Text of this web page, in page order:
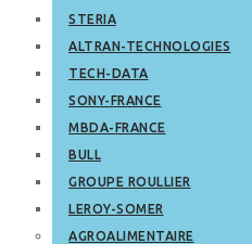
STERIA
ALTRAN-TECHNOLOGIES
TECH-DATA
SONY-FRANCE
MBDA-FRANCE
BULL
GROUPE ROULLIER
LEROY-SOMER
AGROALIMENTAIRE